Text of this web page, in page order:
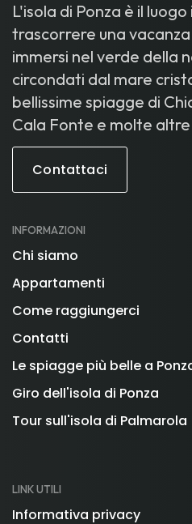
L'isola di Ponza è il
trascorrere una
immersi nel verde della
circondati dal mare
bellissime spiagge di
Cala Fonte e molte
Contattaci
INFORMAZIONI
Chi siamo
Appartamenti
Come raggiungerci
Contatti
Le spiagge più belle a
Giro dell'isola di Ponza
Tour sull'isola di Palmarola
LINK UTILI
Informativa privacy